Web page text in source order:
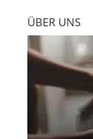
ÜBER UNS